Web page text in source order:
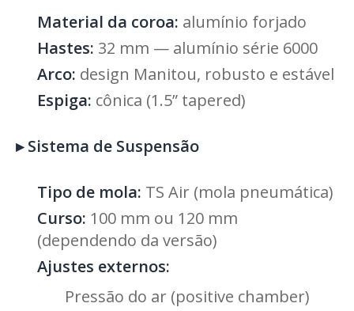
Material da coroa: alumínio forjado
Hastes: 32 mm — alumínio série 6000
Arco: design Manitou, robusto e estável
Espiga: cônica (1.5” tapered)
▸Sistema de Suspensão
Tipo de mola: TS Air (mola pneumática)
Curso: 100 mm ou 120 mm
(dependendo da versão)
Ajustes externos:
Pressão do ar (positive chamber)